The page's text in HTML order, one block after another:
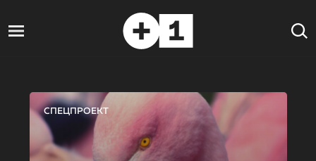
СПЕЦПРОЕКТ